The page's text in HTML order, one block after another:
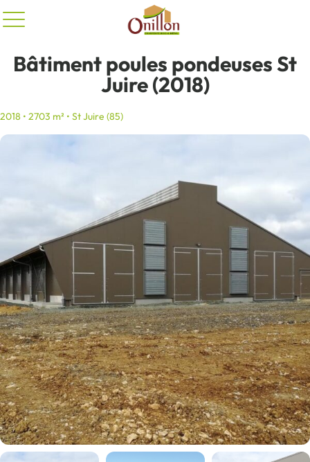
Bâtiment poules pondeuses St
Juire (2018)
2018 • 2703 m² • St Juire (85)